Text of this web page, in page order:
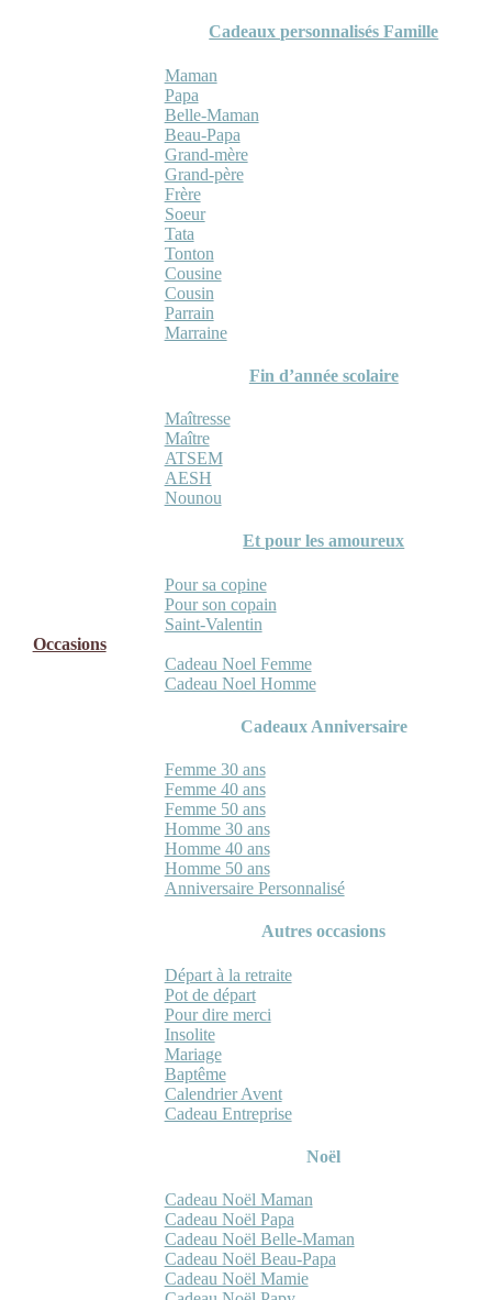
Cadeaux personnalisés Famille
Maman
Papa
Belle-Maman
Beau-Papa
Grand-mère
Grand-père
Frère
Soeur
Tata
Tonton
Cousine
Cousin
Parrain
Marraine
Fin d’année scolaire
Maîtresse
Maître
ATSEM
AESH
Nounou
Et pour les amoureux
Pour sa copine
Pour son copain
Saint-Valentin
Occasions
Cadeau Noel Femme
Cadeau Noel Homme
Cadeaux Anniversaire
Femme 30 ans
Femme 40 ans
Femme 50 ans
Homme 30 ans
Homme 40 ans
Homme 50 ans
Anniversaire Personnalisé
Autres occasions
Départ à la retraite
Pot de départ
Pour dire merci
Insolite
Mariage
Baptême
Calendrier Avent
Cadeau Entreprise
Noël
Cadeau Noël Maman
Cadeau Noël Papa
Cadeau Noël Belle-Maman
Cadeau Noël Beau-Papa
Cadeau Noël Mamie